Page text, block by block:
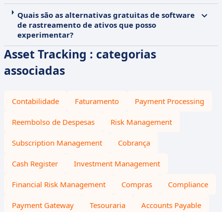
Quais são as alternativas gratuitas de software
de rastreamento de ativos que posso
experimentar?
Asset Tracking : categorias
associadas
Contabilidade Faturamento Payment Processing
Reembolso de Despesas Risk Management
Subscription Management Cobrança
Cash Register Investment Management
Financial Risk Management Compras Compliance
Payment Gateway Tesouraria Accounts Payable